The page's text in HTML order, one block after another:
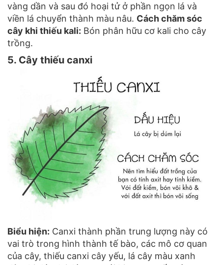
vàng dần và sau đó hoại tử ở phần ngọn lá và
viền lá chuyển thành màu nâu. Cách chăm sóc
cây khi thiếu kali: Bón phân hữu cơ kali cho cây
trồng.
5. Cây thiếu canxi
Biểu hiện: Canxi thành phần trung lượng này có
vai trò trong hình thành tế bào, các mô cơ quan
của cây, thiếu canxi cây yếu, lá cây màu xanh